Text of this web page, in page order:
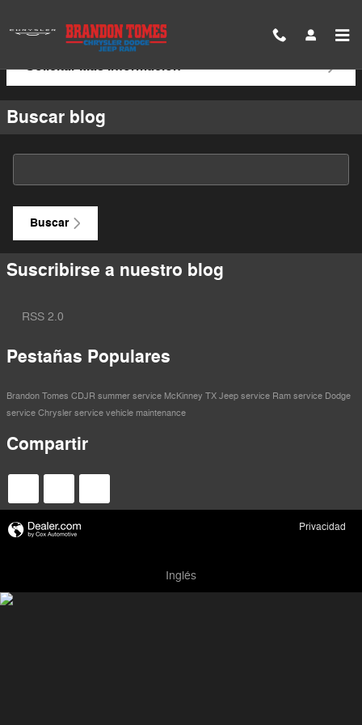
Solicitar Más Información
Buscar blog
Buscar blog
Buscar
Suscribirse a nuestro blog
RSS 2.0
Pestañas Populares
Brandon Tomes CDJR summer service McKinney TX Jeep service Ram service Dodge
service Chrysler service vehicle maintenance
Compartir
Privacidad
Inglés